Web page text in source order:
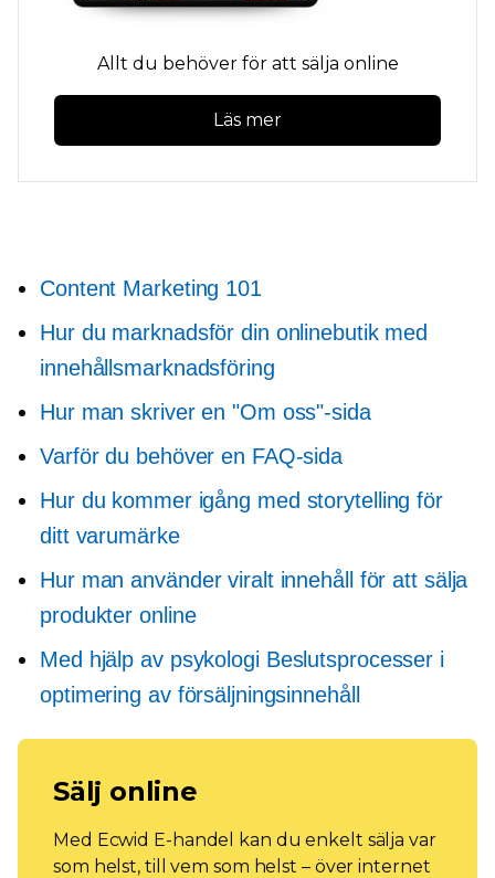
Allt du behöver för att sälja online
Läs mer
Content Marketing 101
Hur du marknadsför din onlinebutik med
innehållsmarknadsföring
Hur man skriver en "Om oss"-sida
Varför du behöver en FAQ-sida
Hur du kommer igång med storytelling för
ditt varumärke
Hur man använder viralt innehåll för att sälja
produkter online
Med hjälp av psykologi Beslutsprocesser i
optimering av försäljningsinnehåll
Sälj online
Med Ecwid E-handel kan du enkelt sälja var
som helst, till vem som helst – över internet